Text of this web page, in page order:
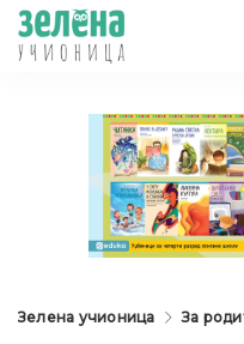
Зелена учионица За